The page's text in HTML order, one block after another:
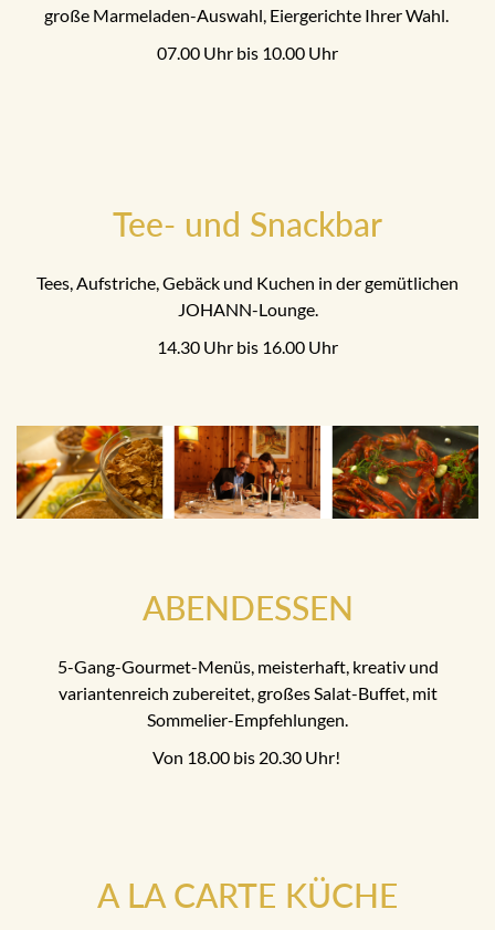
große Marmeladen-Auswahl, Eiergerichte Ihrer Wahl.
07.00 Uhr bis 10.00 Uhr
Tee- und Snackbar
Tees, Aufstriche, Gebäck und Kuchen in der gemütlichen
JOHANN-Lounge.
14.30 Uhr bis 16.00 Uhr
ABENDESSEN
5-Gang-Gourmet-Menüs, meisterhaft, kreativ und
variantenreich zubereitet, großes Salat-Buffet, mit
Sommelier-Empfehlungen.
Von 18.00 bis 20.30 Uhr!
A LA CARTE KÜCHE